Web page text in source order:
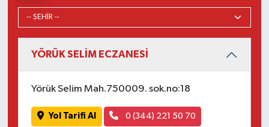
YÖRÜK SELİM ECZANESİ
Yörük Selim Mah.750009. sok.no:18
Yol Tarifi Al 0 (344) 221 50 70